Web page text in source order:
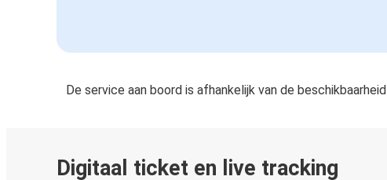
De service aan boord is afhankelijk van de beschikbaarheid
Digitaal ticket en live tracking